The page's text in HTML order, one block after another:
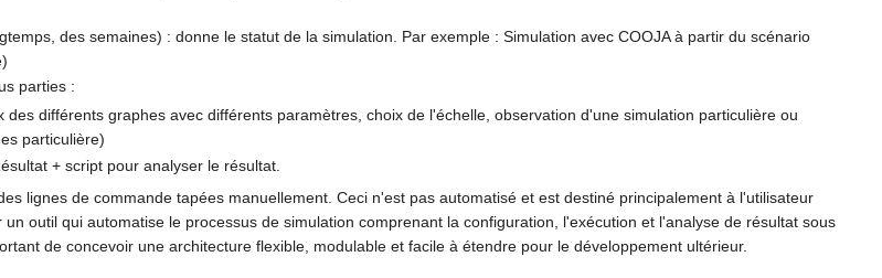
des semaines) : donne le statut de la simulation. Par exemple : Simulation avec COOJA à partir du scénario
parties :
différents graphes avec différents paramètres, choix de l'échelle, observation d'une simulation particulière ou
particulière)
+ script pour analyser le résultat.
lignes de commande tapées manuellement. Ceci n'est pas automatisé et est destiné principalement à l'utilisateur
outil qui automatise le processus de simulation comprenant la configuration, l'exécution et l'analyse de résultat sous
de concevoir une architecture flexible, modulable et facile à étendre pour le développement ultérieur.